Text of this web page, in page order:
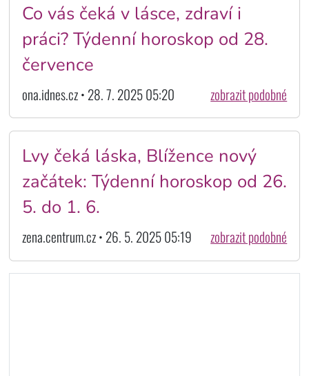
Co vás čeká v lásce, zdraví i
práci? Týdenní horoskop od 28.
července
ona.idnes.cz • 28. 7. 2025 05:20 zobrazit podobné
Lvy čeká láska, Blížence nový
začátek: Týdenní horoskop od 26.
5. do 1. 6.
zena.centrum.cz • 26. 5. 2025 05:19 zobrazit podobné